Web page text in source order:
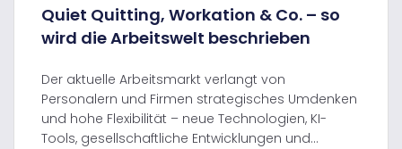
Quiet Quitting, Workation & Co. – so
wird die Arbeitswelt beschrieben
Der aktuelle Arbeitsmarkt verlangt von
Personalern und Firmen strategisches Umdenken
und hohe Flexibilität – neue Technologien, KI-
Tools, gesellschaftliche Entwicklungen und...